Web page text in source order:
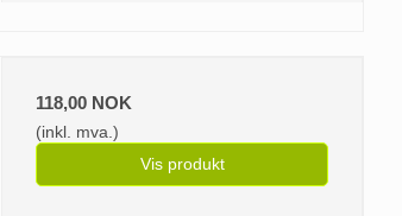
118,00 NOK
(inkl. mva.)
Vis produkt